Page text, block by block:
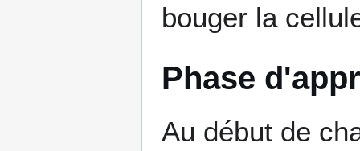
bouger la
Phase
Au début de